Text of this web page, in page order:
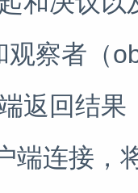
观察者（
返回结
端连接，